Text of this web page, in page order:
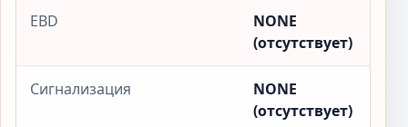
EBD
NONE
(отсутствует)
Сигнализация
NONE
(отсутствует)